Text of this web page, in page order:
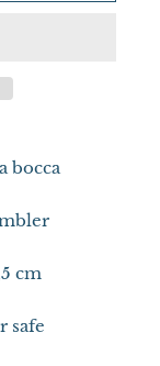
bocca
cm
safe